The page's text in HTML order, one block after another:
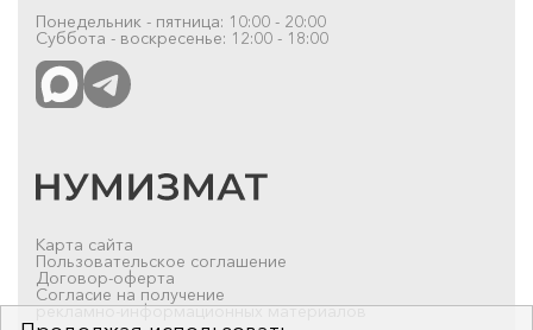
Понедельник - пятница: 10:00 - 20:00
Суббота - воскресенье: 12:00 - 18:00
Карта сайта
Пользовательское соглашение
Договор-оферта
Согласие на получение
рекламно-информационных материалов